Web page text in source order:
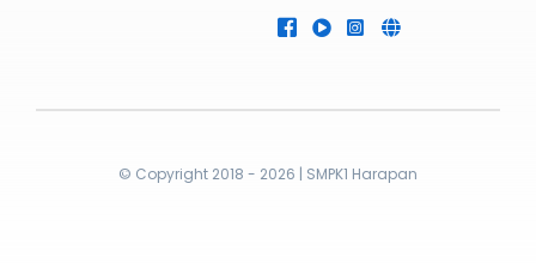
© Copyright 2018 - 2026 | SMPK1 Harapan